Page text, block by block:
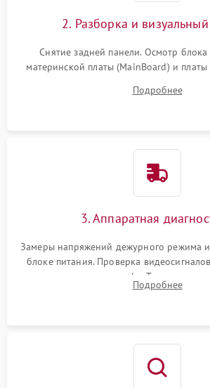
2. Разборка и
Снятие задней панели. Осмотр блока
материнской платы (MainBoard) и платы
Проверка надежности фиксации и
Подробнее
3. Аппаратная
Замеры напряжений дежурного режима
блоке питания. Проверка
помощью осциллографа. Тестирование
светодиодных планок подсветки
Подробнее